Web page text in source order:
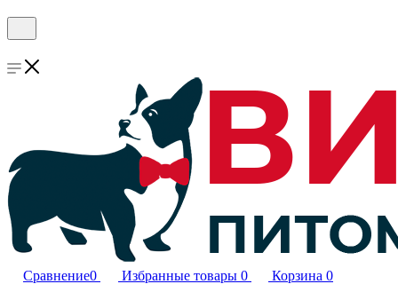
Сравнение0 Избранные товары 0 Корзина 0